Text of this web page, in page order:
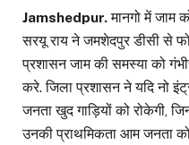
Jamshedpur.मानगो में जाम
सरयू राय ने जमशेदपुर डीसी से
प्रशासन जाम की समस्या को
करे. जिला प्रशासन ने यदि नो
जनता खुद गाड़ियों को रोकेगी,
उनकी प्राथमिकता आम जनता